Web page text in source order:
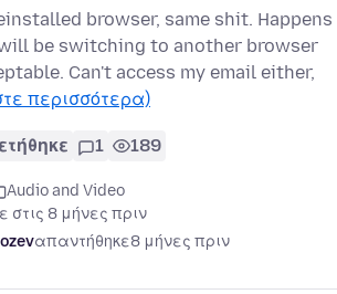
browser, same shit. Happens
be switching to another browser
Can't access my email either,
περισσότερα)
1 189
Audio and Video
στις 8 μήνες πριν
απαντήθηκε8 μήνες πριν